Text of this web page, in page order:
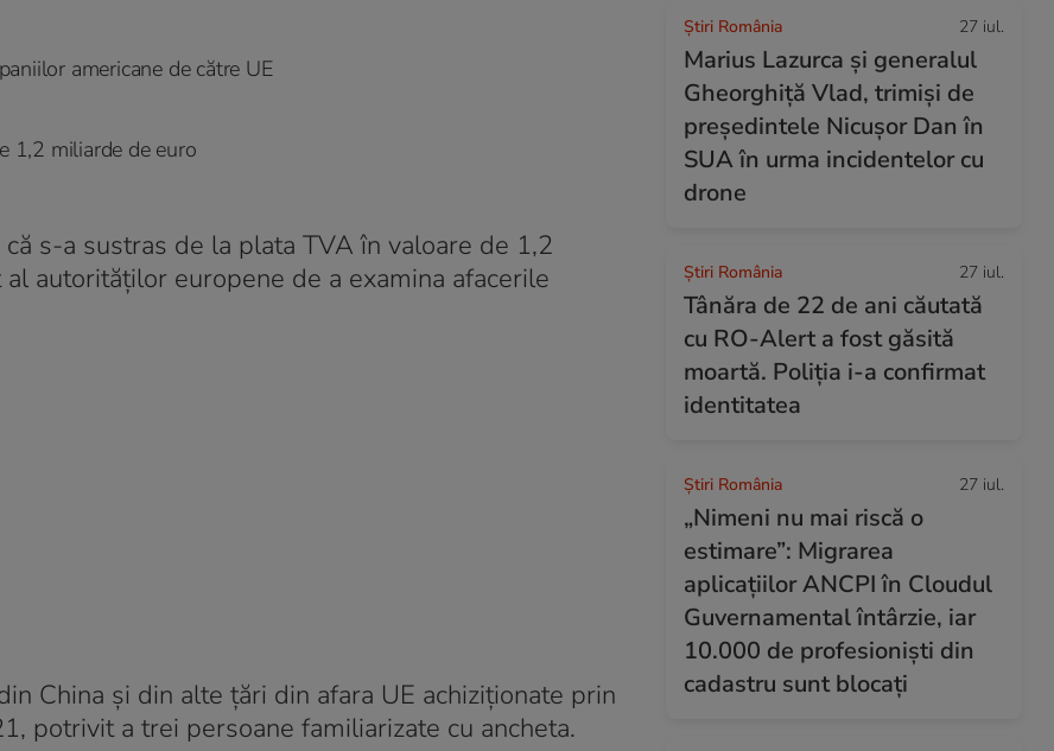
americane de către UE
1,2 miliarde de euro
s-a sustras de la plata TVA în valoare de 1,2
autorităților europene de a examina afacerile
China și din alte țări din afara UE achiziționate prin
potrivit a trei persoane familiarizate cu ancheta.
Știri România 27 iul.
Marius Lazurca și generalul
Gheorghiță Vlad, trimiși de
președintele Nicușor Dan în
SUA în urma incidentelor cu
drone
Știri România 27 iul.
Tânăra de 22 de ani căutată
cu RO-Alert a fost găsită
moartă. Poliția i-a confirmat
identitatea
Știri România 27 iul.
„Nimeni nu mai riscă o
estimare”: Migrarea
aplicațiilor ANCPI în Cloudul
Guvernamental întârzie, iar
10.000 de profesioniști din
cadastru sunt blocați